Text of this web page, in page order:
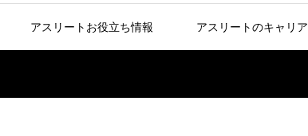
アスリートお役立ち情報 アスリートのキャリア